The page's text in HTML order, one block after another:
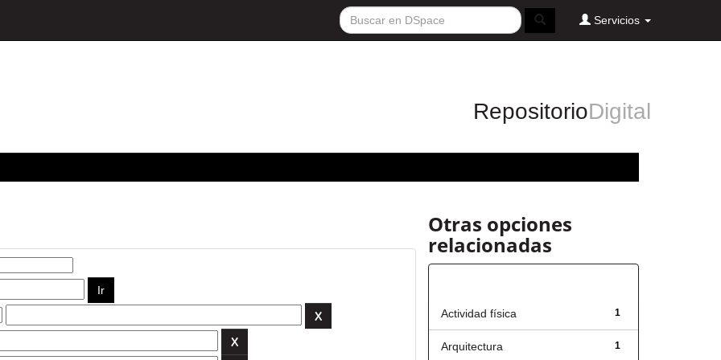
Servicios
RepositorioDigital
Otras opciones
relacionadas
1
Actividad física
1
Arquitectura